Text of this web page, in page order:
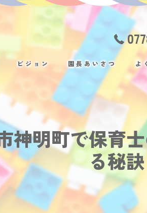
ビジョン 園長あいさつ よ
神明町で保育
る秘訣